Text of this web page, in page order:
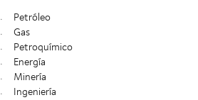
Petróleo
Gas
Petroquímico
Energía
Minería
Ingeniería